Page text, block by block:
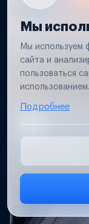
Мы
Мы используем
сайта и
пользоваться
использованием.
Подробнее